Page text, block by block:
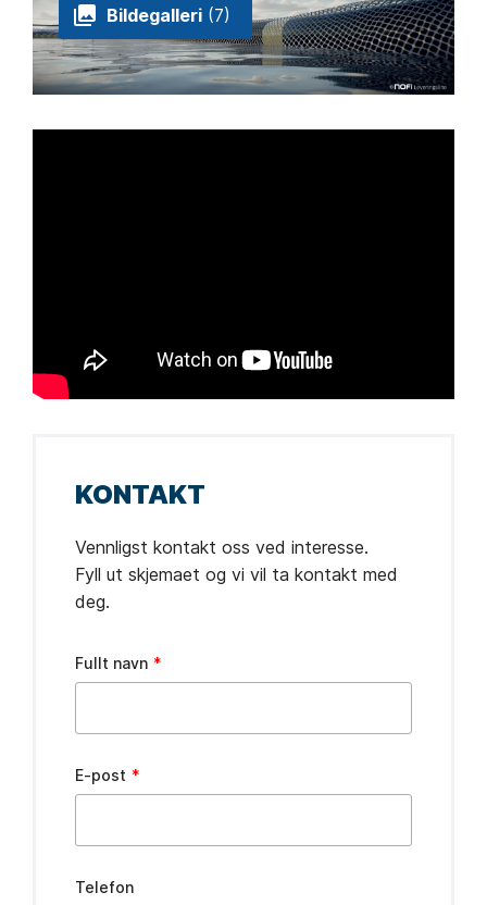
Bildegalleri (7)
KONTAKT
Vennligst kontakt oss ved interesse.
Fyll ut skjemaet og vi vil ta kontakt med
deg.
this
Fullt navn
E-post
Telefon